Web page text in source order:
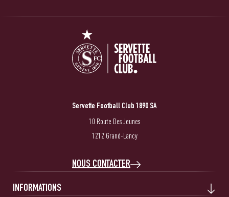
Servette Football Club 1890 SA
10 Route Des Jeunes
1212 Grand-Lancy
NOUS CONTACTER
INFORMATIONS